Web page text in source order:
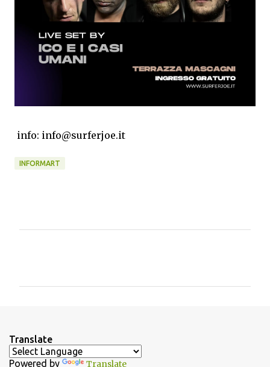
info: info@surferjoe.it
INFORMART
t
Translate
Powered by Translate